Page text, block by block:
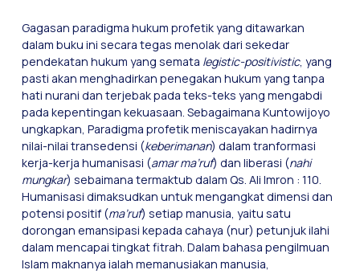
Gagasan paradigma hukum profetik yang ditawarkan
dalam buku ini secara tegas menolak dari sekedar
pendekatan hukum yang semata legistic-positivistic, yang
pasti akan menghadirkan penegakan hukum yang tanpa
hati nurani dan terjebak pada teks-teks yang mengabdi
pada kepentingan kekuasaan. Sebagaimana Kuntowijoyo
ungkapkan, Paradigma profetik meniscayakan hadirnya
nilai-nilai transedensi (keberimanan) dalam tranformasi
kerja-kerja humanisasi (amar ma’ruf) dan liberasi (nahi
mungkar) sebaimana termaktub dalam Qs. Ali Imron : 110.
Humanisasi dimaksudkan untuk mengangkat dimensi dan
potensi positif (ma’ruf) setiap manusia, yaitu satu
dorongan emansipasi kepada cahaya (nur) petunjuk ilahi
dalam mencapai tingkat fitrah. Dalam bahasa pengilmuan
Islam maknanya ialah memanusiakan manusia,